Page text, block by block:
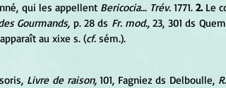
qui les appellent Bericocia... Trév. 1771. 2. Le
Gourmands, p. 28 ds Fr. mod., 23, 301 ds
au xixe s. (cf. sém.).
Livre de raison, 101, Fagniez ds Delboulle,